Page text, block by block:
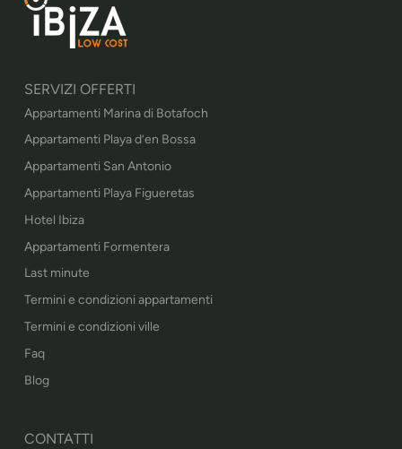
SERVIZI OFFERTI
Appartamenti Marina di Botafoch
Appartamenti Playa d’en Bossa
Appartamenti San Antonio
Appartamenti Playa Figueretas
Hotel Ibiza
Appartamenti Formentera
Last minute
Termini e condizioni appartamenti
Termini e condizioni ville
Faq
Blog
CONTATTI